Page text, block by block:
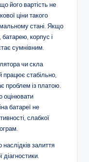
його вартість не
ціни такого
стані. Якщо
корпус і
сумнівним.
чи скла
працює стабільно,
проблем із платою.
оцінювати
батареї не
слабкої
залиття